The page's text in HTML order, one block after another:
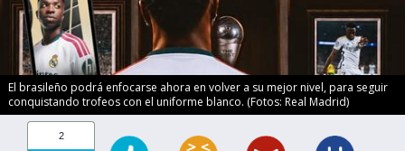
El brasileño podrá enfocarse ahora en volver a su mejor nivel, para seguir
conquistando trofeos con el uniforme blanco. (Fotos: Real Madrid)
2